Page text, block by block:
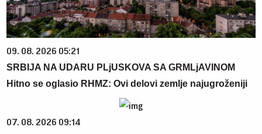
09. 08. 2026 05:21
SRBIJA NA UDARU PLjUSKOVA SA GRMLjAVINOM
Hitno se oglasio RHMZ: Ovi delovi zemlje najugroženiji
07. 08. 2026 09:14